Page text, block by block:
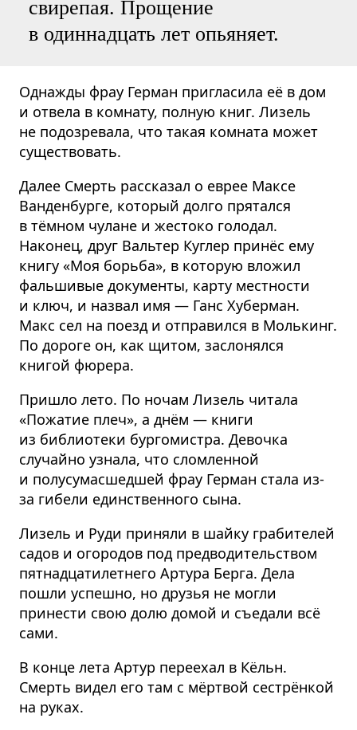
свирепая. Прощение
в одиннадцать лет опьяняет.
Однажды фрау Герман пригласила её в дом
и отвела в комнату, полную книг. Лизель
не подозревала, что такая комната может
существовать.
Далее Смерть рассказал о еврее Максе
Ванденбурге, который долго прятался
в тёмном чулане и жестоко голодал.
Наконец, друг Вальтер Куглер принёс ему
книгу «Моя борьба», в которую вложил
фальшивые документы, карту местности
и ключ, и назвал имя — Ганс Хуберман.
Макс сел на поезд и отправился в Молькинг.
По дороге он, как щитом, заслонялся
книгой фюрера.
Пришло лето. По ночам Лизель читала
«Пожатие плеч», а днём — книги
из библиотеки бургомистра. Девочка
случайно узнала, что сломленной
и полусума­сшедшей фрау Герман стала из-
за гибели единственного сына.
Лизель и Руди приняли в шайку грабителей
садов и огородов под предводи­тельством
пятнадца­ти­летнего Артура Берга. Дела
пошли успешно, но друзья не могли
принести свою долю домой и съедали всё
сами.
В конце лета Артур переехал в Кёльн.
Смерть видел его там с мёртвой сестрёнкой
на руках.